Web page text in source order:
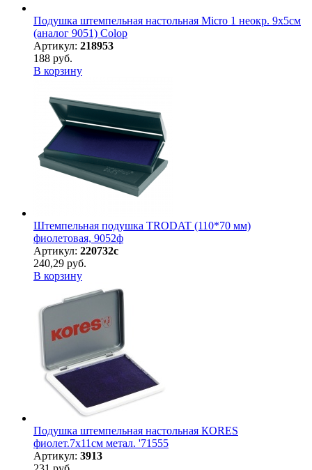
Подушка штемпельная настольная Micro 1 неокр. 9х5см
(аналог 9051) Colop
Артикул: 218953
188 руб.
В корзину
Штемпельная подушка TRODAT (110*70 мм)
фиолетовая, 9052ф
Артикул: 220732с
240,29 руб.
В корзину
Подушка штемпельная настольная КORES
фиолет.7х11см метал. '71555
Артикул: 3913